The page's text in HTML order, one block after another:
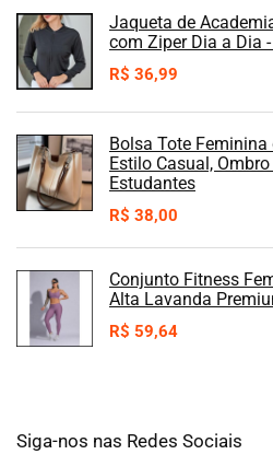
Jaqueta de
com Ziper Dia a Dia
R$ 36,99
Bolsa Tote
Estilo Casual,
Estudantes
R$ 38,00
Conjunto Fitness
Alta Lavanda
R$ 59,64
Siga-nos nas Redes Sociais